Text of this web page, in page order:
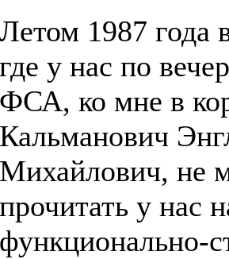
Летом 1987 года
где у нас по
ФСА, ко мне в
Кальманович
Михайлович, не
прочитать у нас
функционально-